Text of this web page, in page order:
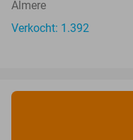
Almere
Verkocht: 1.392